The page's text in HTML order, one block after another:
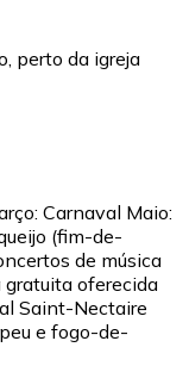
perto da igreja
Carnaval Maio:
(fim-de-
de música
gratuita oferecida
Saint-Nectaire
e fogo-de-